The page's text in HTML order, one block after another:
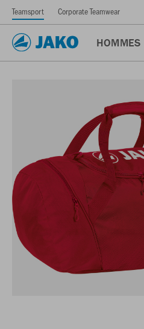
Teamsport Corporate Teamwear
HOMMES